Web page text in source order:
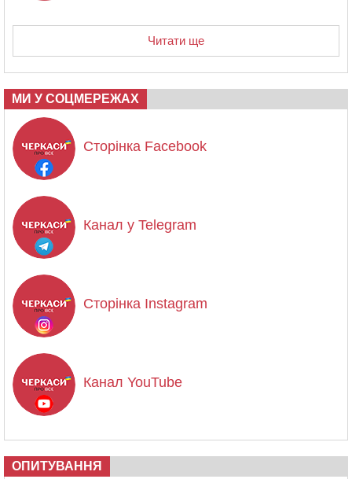
Читати ще
МИ У СОЦМЕРЕЖАХ
Сторінка Facebook
Канал у Telegram
Сторінка Instagram
Канал YouTube
ОПИТУВАННЯ